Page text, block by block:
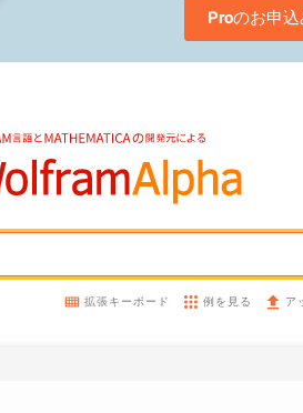
Proのお申込
拡張キーボード 例を見る ア